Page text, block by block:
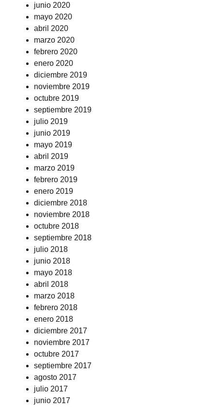
junio 2020
mayo 2020
abril 2020
marzo 2020
febrero 2020
enero 2020
diciembre 2019
noviembre 2019
octubre 2019
septiembre 2019
julio 2019
junio 2019
mayo 2019
abril 2019
marzo 2019
febrero 2019
enero 2019
diciembre 2018
noviembre 2018
octubre 2018
septiembre 2018
julio 2018
junio 2018
mayo 2018
abril 2018
marzo 2018
febrero 2018
enero 2018
diciembre 2017
noviembre 2017
octubre 2017
septiembre 2017
agosto 2017
julio 2017
junio 2017